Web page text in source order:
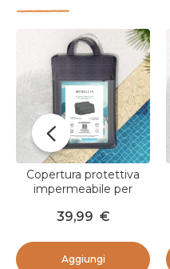
Copertura protettiva
impermeabile per
cm) Amalfi Grigio
39,99 €
Aggiungi